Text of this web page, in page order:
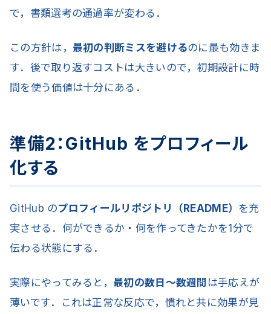
で，書類選考の通過率が変わる．
この方針は， 最初の判断ミスを避けるのに最も効きま
す．後で取り返すコストは大きいので，初期設計に時
間を使う価値は十分にある．
準備2：GitHub をプロフィール
化する
GitHub のプロフィールリポジトリ（README） を充
実させる．何ができるか・何を作ってきたかを1分で
伝わる状態にする．
実際にやってみると， 最初の数日〜数週間 は手応えが
薄いです．これは正常な反応で，慣れと共に効果が見